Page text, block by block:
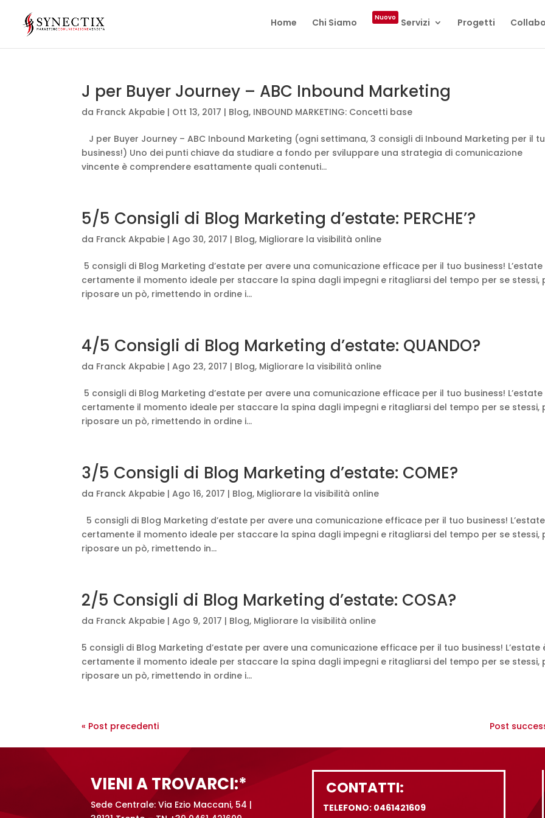
Home Chi Siamo Nuovo Servizi Progetti
J per Buyer Journey – ABC Inbound Marketing
da Franck Akpabie | Ott 13, 2017 | Blog, INBOUND MARKETING: Concetti base
J per Buyer Journey – ABC Inbound Marketing (ogni settimana, 3 consigli di Inbound Marketing per il
business!) Uno dei punti chiave da studiare a fondo per sviluppare una strategia di comunicazione
vincente è comprendere esattamente quali contenuti...
5/5 Consigli di Blog Marketing d’estate: PERCHE’?
da Franck Akpabie |Ago 30, 2017 | Blog, Migliorare la visibilità online
5 consigli di Blog Marketing d’estate per avere una comunicazione efficace per il tuo business! L’estate
certamente il momento ideale per staccare la spina dagli impegni e ritagliarsi del tempo per se stessi,
riposare un pò, rimettendo in ordine i...
4/5 Consigli di Blog Marketing d’estate: QUANDO?
da Franck Akpabie |Ago 23, 2017 | Blog, Migliorare la visibilità online
5 consigli di Blog Marketing d’estate per avere una comunicazione efficace per il tuo business! L’estate
certamente il momento ideale per staccare la spina dagli impegni e ritagliarsi del tempo per se stessi,
riposare un pò, rimettendo in ordine i...
3/5 Consigli di Blog Marketing d’estate: COME?
da Franck Akpabie |Ago 16, 2017 | Blog, Migliorare la visibilità online
5 consigli di Blog Marketing d’estate per avere una comunicazione efficace per il tuo business!
certamente il momento ideale per staccare la spina dagli impegni e ritagliarsi del tempo per se stessi,
riposare un pò, rimettendo in...
2/5 Consigli di Blog Marketing d’estate: COSA?
da Franck Akpabie |Ago 9, 2017 | Blog, Migliorare la visibilità online
5 consigli di Blog Marketing d’estate per avere una comunicazione efficace per il tuo business! L’estate
certamente il momento ideale per staccare la spina dagli impegni e ritagliarsi del tempo per se stessi,
riposare un pò, rimettendo in ordine i...
« Post precedenti Post
VIENI A TROVARCI:*
Sede Centrale: Via Ezio Maccani, 54 |
CONTATTI:
TELEFONO: 0461421609